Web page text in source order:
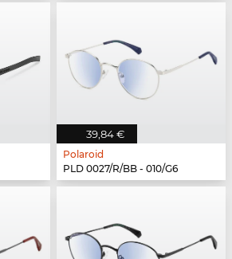
39,84 €
Polaroid
PLD 0027/R/BB - 010/G6